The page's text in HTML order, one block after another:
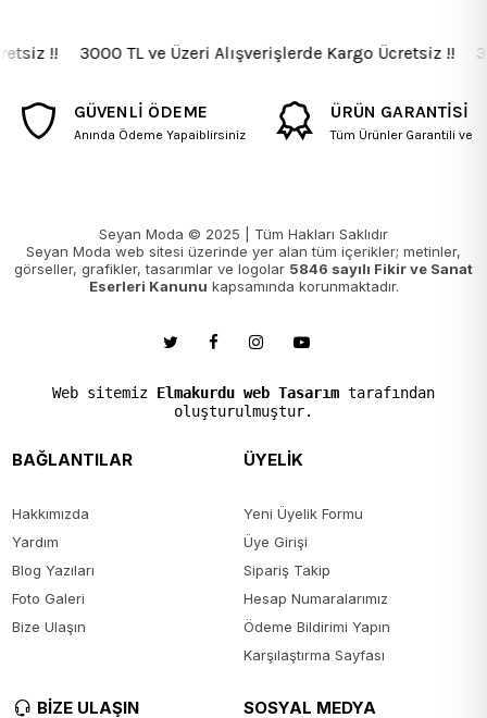
!! 3000 TL ve Üzeri Alışverişlerde Kargo Ücretsiz !!
GÜVENLİ ÖDEME
Anında Ödeme Yapaiblirsiniz
ÜRÜN GARANTİSİ
Tüm Ürünler Garantili ve
Seyan Moda © 2025 | Tüm Hakları Saklıdır
Seyan Moda web sitesi üzerinde yer alan tüm içerikler; metinler,
görseller, grafikler, tasarımlar ve logolar 5846 sayılı Fikir ve Sanat
Eserleri Kanunu kapsamında korunmaktadır.
Web sitemiz Elmakurdu web Tasarım tarafından
oluşturulmuştur.
BAĞLANTILAR
Hakkımızda
Yardım
Blog Yazıları
Foto Galeri
Bize Ulaşın
ÜYELİK
Yeni Üyelik Formu
Üye Girişi
Sipariş Takip
Hesap Numaralarımız
Ödeme Bildirimi Yapın
Karşılaştırma Sayfası
BİZE ULAŞIN SOSYAL MEDYA